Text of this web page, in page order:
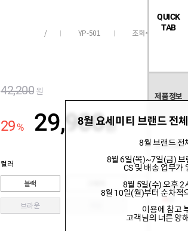
QUICK
TAB
제품정보
관련상품
구매후기
0 건
/ YP-501 조회수 5,234
42,200 원
29 % 29,900원
컬러
블랙 네이비
브라운
8월 요세미티 브랜드 전
8월 브랜드 전
8월 6일(목)~7일(금) 브
CS 및 배송 업무가
8월 5일(수) 오후 2
8월 10일(월)부터 순차적
이용에 참고
고객님의 너른 양